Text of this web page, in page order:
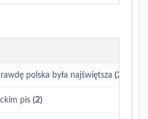
polska była najświętsza (2)
pis (2)